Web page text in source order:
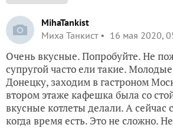
MihaTankist
Миха Танкист
16 мая 2020,
Очень вкусные. Попробуйте. Не
супругой часто ели такие.
Донецку, заходим в гастроном
втором этаже кафешка была со
вкусные котлеты делали. А сейчас
когда время есть. Это не сложно.